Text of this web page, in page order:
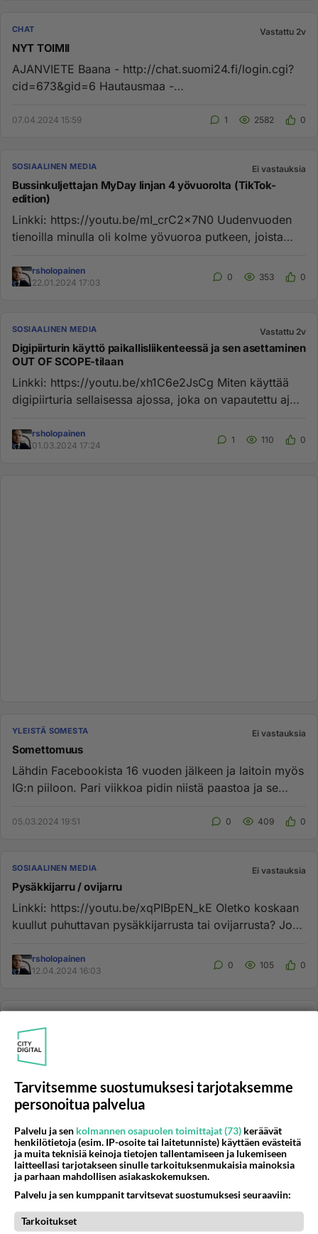
CHAT Vastattu 2v
NYT TOIMII
AJANVIETE Baana - http://chat.suomi24.fi/login.cgi?
cid=673&gid=6 Hautausmaa -
07.04.2024 15:59 1 2582 0
SOSIAALINEN MEDIA Ei vastauksia
Bussinkuljettajan MyDay linjan 4 yövuorolta (TikTok-
edition)
Linkki: https://youtu.be/mI_crC2x7N0 Uudenvuoden
tienoilla minulla oli kolme yövuoroa putkeen, joista
rsholopainen
22.01.2024 17:03
0 353 0
SOSIAALINEN MEDIA Vastattu 2v
Digipiirturin käyttö paikallisliikenteessä ja sen asettaminen
OUT OF SCOPE-tilaan
Linkki: https://youtu.be/xh1C6e2JsCg Miten käyttää
digipiirturia sellaisessa ajossa, joka on vapautettu ajo -
rsholopainen
01.03.2024 17:24
1 110 0
YLEISTÄ SOMESTA Ei vastauksia
Somettomuus
Lähdin Facebookista 16 vuoden jälkeen ja laitoin myös
IG:n piiloon. Pari viikkoa pidin niistä paastoa ja se
05.03.2024 19:51 0 409 0
SOSIAALINEN MEDIA Ei vastauksia
Pysäkkijarru / ovijarru
Linkki: https://youtu.be/xqPIBpEN_kE Oletko koskaan
kuullut puhuttavan pysäkkijarrusta tai ovijarrusta? Jos
rsholopainen
12.04.2024 16:03
0 105 0
+60v chat huone
Miksi ei ole +60v omaa chat huonetta? Vanhimmat ja
henkilöt ja "sisäpiiri...
27.08.2023 19:30
SOSIAALINEN MEDIA Ei vastauksia
Mitä tarkoittaa bussinkuljettajan säännöllinen työaika 2-
säännöllinen työaika 2-viikkojaksossa on 80 tuntia.
Tarvitsemme suostumuksesi tarjotaksemme
personoitua palvelua
Palvelu ja sen kolmannen osapuolen toimittajat (73) keräävät
henkilötietoja (esim. IP-osoite tai laitetunniste) käyttäen evästeitä
ja muita teknisiä keinoja tietojen tallentamiseen ja lukemiseen
laitteellasi tarjotakseen sinulle tarkoituksenmukaisia mainoksia
ja parhaan mahdollisen asiakaskokemuksen.
Palvelu ja sen kumppanit tarvitsevat suostumuksesi seuraaviin:
Tarkoitukset